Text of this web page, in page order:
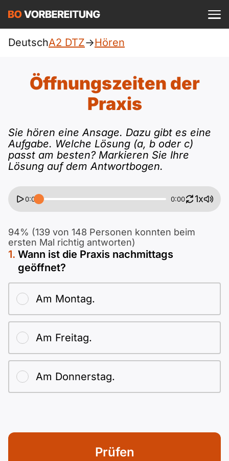
DTZ
Allgemein
telc
Goethe
ÖIF
Pflege (telc)
Deutsch
Türkisch
Ukrainisch
Russisch
Polnisch
A1 DTZ
A1 telc
A1 Goethe
A1 ÖIF
A2 Allgemein
A2 DTZ
A2 telc
A2 ÖIF
B1
B1 Allgemein
B1 DTZ
B1 telc
B1 Goethe
B1 ÖSD
B1 Pflege (telc)
B2
B2 Allgemein
B2 Beruf
B2 telc
B2 Goethe
B2 Pflege (telc)
Blog
Mehr Tools
Online-Kurse
Einbürgerungstest
Spiele
Schulen & Kurse
Einloggen ist kostenlos?
DeutschA2 DTZ->Hören
Öffnungszeiten der
Praxis
Sie hören eine Ansage. Dazu gibt es eine
Aufgabe. Welche Lösung (a, b oder c)
passt am besten? Markieren Sie Ihre
Lösung auf dem Antwortbogen.
0:00 0:00 1x
94% (139 von 148 Personen konnten beim
ersten Mal richtig antworten)
Wann ist die Praxis nachmittags
geöffnet?
Am Montag.
Am Freitag.
Am Donnerstag.
Prüfen